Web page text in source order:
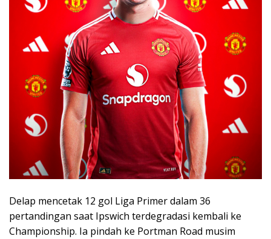
Delap mencetak 12 gol Liga Primer dalam 36
pertandingan saat Ipswich terdegradasi kembali ke
Championship. Ia pindah ke Portman Road musim